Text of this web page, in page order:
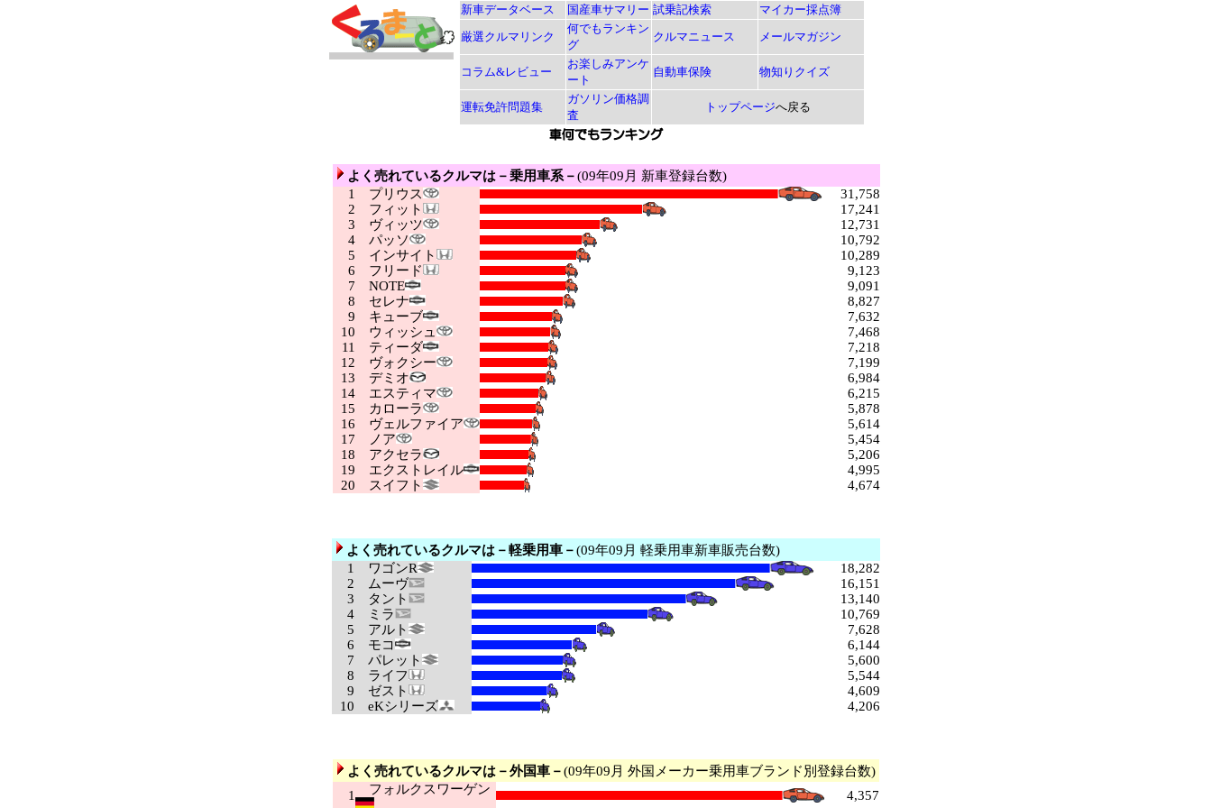
新車データベース 国産車サマリー 試乗記検索
マイカー採点簿
厳選クルマリンク
何でもランキン
グ
クルマニュース メールマガジン
コラム&レビュー
お楽しみアンケ
ート
自動車保険 物知りクイズ
運転免許問題集
ガソリン価格調
査
トップページへ戻る
よく売れているクルマは－乗用車系－(09年09月 新車登録台数)
1
プリウス
31,758
2 フィット
17,241
3 ヴィッツ
12,731
4パッソ
10,792
5 インサイト
10,289
6 フリード
9,123
7 NOTE
9,091
8 セレナ
8,827
9 キューブ
7,632
10 ウィッシュ
7,468
11
ティーダ
7,218
12 ヴォクシー
7,199
13 デミオ
6,984
14エスティマ
6,215
15 カローラ
5,878
16 ヴェルファイア
5,614
17 ノア
5,454
18 アクセラ
5,206
19 エクストレイル
4,995
20 スイフト 4,674
よく売れているクルマは－軽乗用車－(09年09月 軽乗用車新車販売台数)
1
ワゴンR
18,282
2 ムーヴ
16,151
3 タント
13,140
4 ミラ
10,769
5 アルト
7,628
6 モコ
6,144
7 パレット
5,600
8 ライフ
5,544
9 ゼスト
4,609
10 eKシリーズ 4,206
よく売れているクルマは－外国車－(09年09月 外国メーカー乗用車ブランド別登録台数)
1
フォルクスワーゲン 4,357